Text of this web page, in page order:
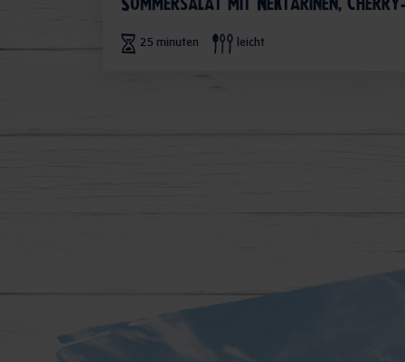
Sommersalat mit Nektarinen,
25 minuten leicht